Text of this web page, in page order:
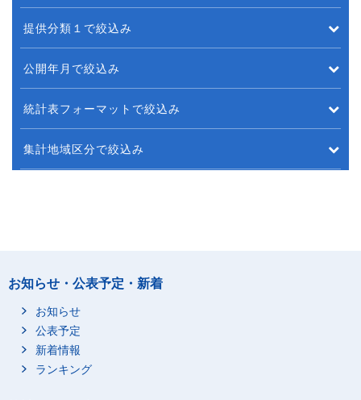
提供分類１で絞込み
公開年月で絞込み
統計表フォーマットで絞込み
集計地域区分で絞込み
お知らせ・公表予定・新着
お知らせ
公表予定
新着情報
ランキング